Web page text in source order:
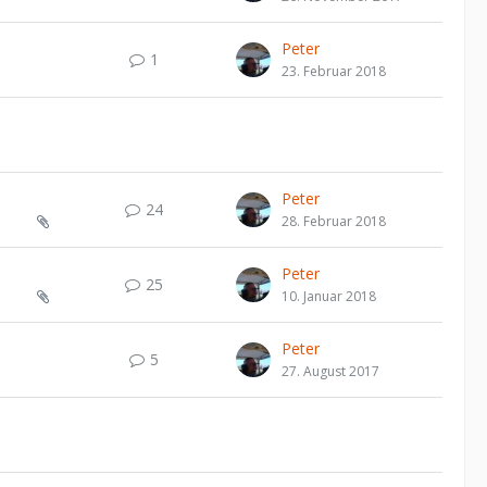
1
Peter
23. Februar 2018
24
Peter
28. Februar 2018
25
Peter
10. Januar 2018
5
Peter
27. August 2017